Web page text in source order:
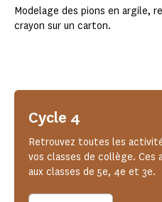
Modelage des pions en argile,
crayon sur un carton.
Cycle 4
Retrouvez toutes les
vos classes de collège.
aux classes de 5e, 4e et 3e.